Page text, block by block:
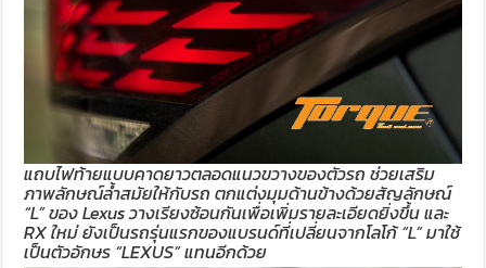
แถบไฟท้ายแบบคาดยาวตลอดแนวขวางของตัวรถ ช่วยเสริม
ภาพลักษณ์ล้ำสมัยให้กับรถ ตกแต่งมุมด้านข้างด้วยสัญลักษณ์
“L” ของ Lexus วางเรียงซ้อนกันเพื่อเพิ่มรายละเอียดยิ่งขึ้น และ
RX ใหม่ ยังเป็นรถรุ่นแรกของแบรนด์ที่เปลี่ยนจากโลโก้ “L” มาใช้
เป็นตัวอักษร “LEXUS” แทนอีกด้วย